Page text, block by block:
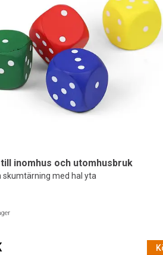
inomhus och utomhusbruk
skumtärning med hal yta